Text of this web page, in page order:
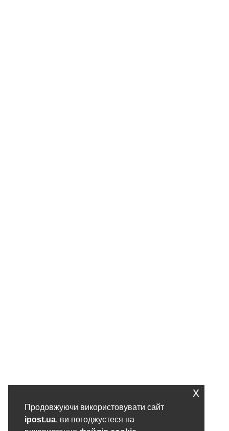
Продовжуючи використовувати сайт
ipost.ua, ви погоджуєтеся на
x